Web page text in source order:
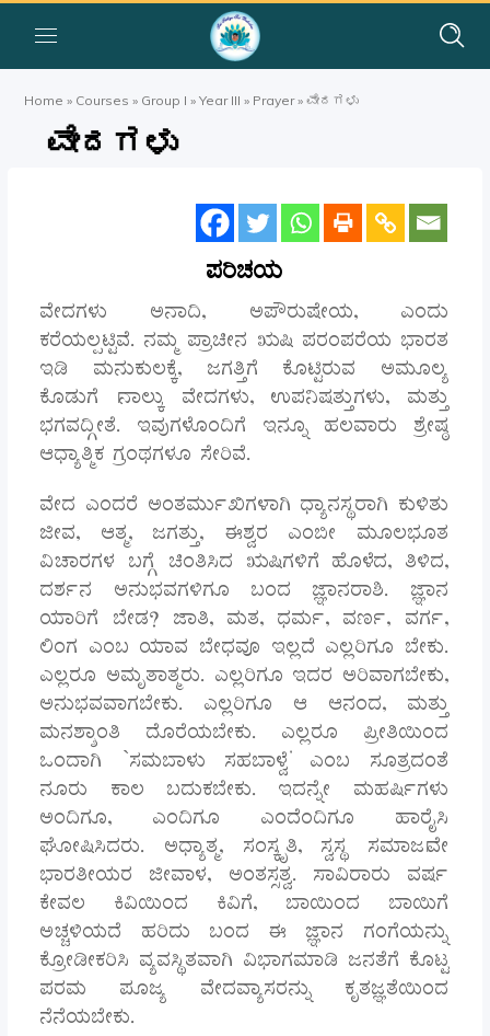
Home » Courses » Group I »Year III » Prayer»ವೇದಗಳು
ವೇದಗಳು
ಪರಿಚಯ
ವೇದಗಳು ಅನಾದಿ, ಅಪೌರುಷೇಯ, ಎಂದು
ಕರೆಯಲ್ಪಟ್ಟಿವೆ. ನಮ್ಮ ಪ್ರಾಚೀನ ಋಷಿ ಪರಂಪರೆಯ ಭಾರತ
ಇಡಿ ಮನುಕುಲಕ್ಕೆ, ಜಗತ್ತಿಗೆ ಕೊಟ್ಟಿರುವ ಅಮೂಲ್ಯ
ಕೊಡುಗೆ |ನಾಲ್ಕು ವೇದಗಳು, ಉಪನಿಷತ್ತುಗಳು, ಮತ್ತು
ಭಗವದ್ಗೀತೆ. ಇವುಗಳೊಂದಿಗೆ ಇನ್ನೂ ಹಲವಾರು ಶ್ರೇಷ್ಠ
ಆಧ್ಯಾತ್ಮಿಕ ಗ್ರಂಥಗಳೂ ಸೇರಿವೆ.
ವೇದ ಎಂದರೆ ಅಂತರ್ಮುಖಿಗಳಾಗಿ ಧ್ಯಾನಸ್ಥರಾಗಿ ಕುಳಿತು
ಜೀವ, ಆತ್ಮ, ಜಗತ್ತು, ಈಶ್ವರ ಎಂಬೀ ಮೂಲಭೂತ
ವಿಚಾರಗಳ ಬಗ್ಗೆ ಚಿಂತಿಸಿದ ಋಷಿಗಳಿಗೆ ಹೊಳೆದ, ತಿಳಿದ,
ದರ್ಶನ ಅನುಭವಗಳಿಗೂ ಬಂದ ಜ್ಞಾನರಾಶಿ. ಜ್ಞಾನ
ಯಾರಿಗೆ ಬೇಡ? ಜಾತಿ, ಮತ, ಧರ್ಮ, ವರ್ಣ, ವರ್ಗ,
ಲಿಂಗ ಎಂಬ ಯಾವ ಬೇಧವೂ ಇಲ್ಲದೆ ಎಲ್ಲರಿಗೂ ಬೇಕು.
ಎಲ್ಲರೂ ಅಮೃತಾತ್ಮರು. ಎಲ್ಲರಿಗೂ ಇದರ ಅರಿವಾಗಬೇಕು,
ಅನುಭವವಾಗಬೇಕು. ಎಲ್ಲರಿಗೂ ಆ ಆನಂದ, ಮತ್ತು
ಮನಶ್ಶಾಂತಿ ದೊರೆಯಬೇಕು. ಎಲ್ಲರೂ ಪ್ರೀತಿಯಿಂದ
ಒಂದಾಗಿ `ಸಮಬಾಳು ಸಹಬಾಳ್ವೆ’ ಎಂಬ ಸೂತ್ರದಂತೆ
ನೂರು ಕಾಲ ಬದುಕಬೇಕು. ಇದನ್ನೇ ಮಹರ್ಷಿಗಳು
ಅಂದಿಗೂ, ಎಂದಿಗೂ ಎಂದೆಂದಿಗೂ ಹಾರೈಸಿ
ಘೋಷಿಸಿದರು. ಅಧ್ಯಾತ್ಮ, ಸಂಸ್ಕೃತಿ, ಸ್ವಸ್ಥ ಸಮಾಜ|ವೇ
ಭಾರತೀಯರ ಜೀವಾಳ, ಅಂತಸ್ಸತ್ವ. ಸಾವಿರಾರು ವರ್ಷ
ಕೇವಲ ಕಿವಿಯಿಂದ ಕಿವಿಗೆ, ಬಾಯಿಂದ ಬಾಯಿಗೆ
ಅಚ್ಚಳಿಯದೆ ಹರಿದು ಬಂದ ಈ ಜ್ಞಾನ ಗಂಗೆಯನ್ನು
ಕ್ರೋಡೀಕರಿಸಿ ವ್ಯವಸ್ಥಿತವಾಗಿ ವಿಭಾಗಮಾಡಿ ಜನತೆಗೆ ಕೊಟ್ಟ
ಪರಮ ಪೂಜ್ಯ ವೇದವ್ಯಾಸರನ್ನು ಕೃತಜ್ಞತೆಯಿಂದ
ನೆನೆಯಬೇಕು.